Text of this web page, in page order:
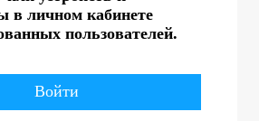
в личном кабинете
пользователей.
Войти